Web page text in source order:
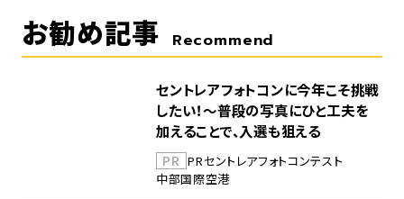
お勧め記事 Recommend
セントレアフォトコンに今年こそ挑戦
したい！～普段の写真にひと工夫を
加えることで、入選も狙える
PR PRセントレアフォトコンテスト
中部国際空港